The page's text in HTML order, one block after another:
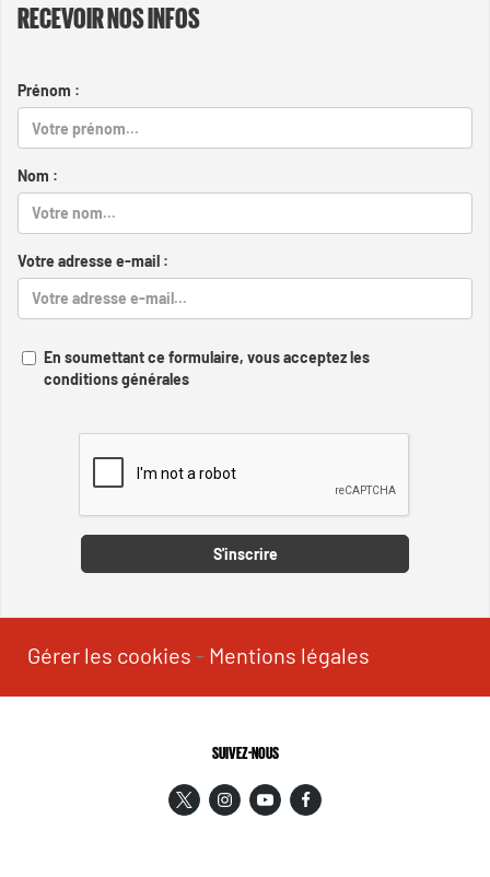
RECEVOIR NOS INFOS
Prénom :
Nom :
Votre adresse e-mail :
En soumettant ce formulaire, vous acceptez les
conditions générales
S'inscrire
Gérer les cookies - Mentions légales
SUIVEZ-NOUS